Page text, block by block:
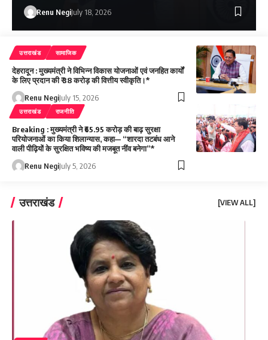
Renu NegiJuly 18, 2026
उत्तराखंड सामाजिक
देहरादून : मुख्यमंत्री ने विभिन्न विकास योजनाओं एवं जनहित कार्यों
के लिए प्रदान की ₹ 38 करोड़ की वित्तीय स्वीकृति।*
Renu NegiJuly 15, 2026
उत्तराखंड राजनीति
Breaking : मुख्यमंत्री ने ₹65.95 करोड़ की बाढ़ सुरक्षा
परियोजनाओं का किया शिलान्यास, कहा— “शारदा तटबंध आने
वाली पीढ़ियों के सुरक्षित भविष्य की मजबूत नींव बनेगा”*
Renu NegiJuly 5, 2026
उत्तराखंड [VIEW ALL]